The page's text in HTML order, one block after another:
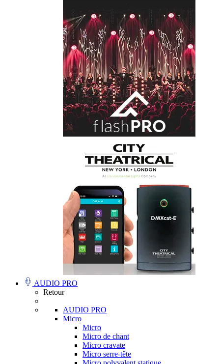
AUDIO PRO
Retour
AUDIO PRO
Micro
Micro
Micro de chant
Micro cravate
Micro serre-tête